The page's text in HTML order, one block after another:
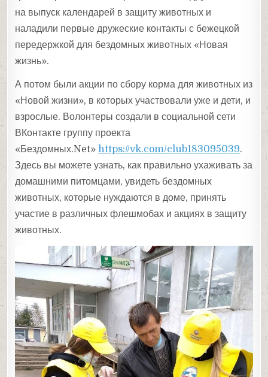
на выпуск календарей в защиту животных и
наладили первые дружеские контакты с бежецкой
передержкой для бездомных животных «Новая
жизнь».
А потом были акции по сбору корма для животных из
«Новой жизни», в которых участвовали уже и дети, и
взрослые. Волонтеры создали в социальной сети
ВКонтакте группу проекта
«Бездомных.Net»https://vk.com/club183095039.
Здесь вы можете узнать, как правильно ухаживать за
домашними питомцами, увидеть бездомных
животных, которые нуждаются в доме, принять
участие в различных флешмобах и акциях в защиту
животных.